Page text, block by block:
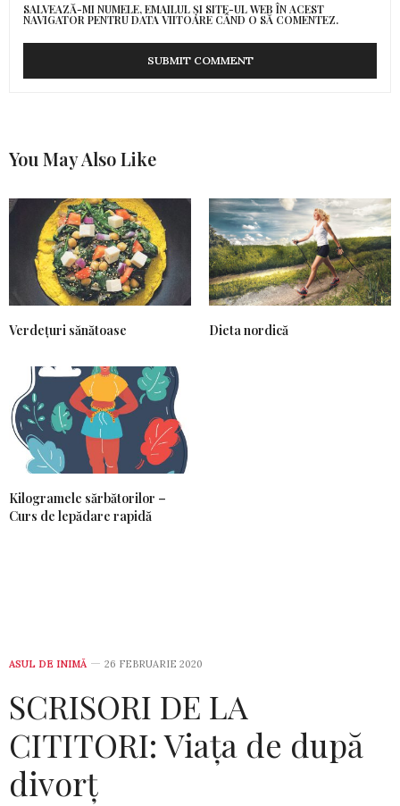
SALVEAZĂ-MI NUMELE, EMAILUL ȘI SITE-UL WEB ÎN ACEST
NAVIGATOR PENTRU DATA VIITOARE CÂND O SĂ COMENTEZ.
You May Also Like
Verdețuri sănătoase Dieta nordică
Kilogramele sărbătorilor –
Curs de lepădare rapidă
ASUL DE INIMĂ 26 FEBRUARIE 2020
SCRISORI DE LA
CITITORI: Viața de după
divorț